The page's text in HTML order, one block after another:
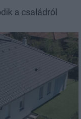
a családról